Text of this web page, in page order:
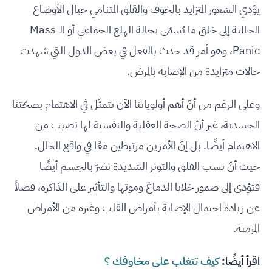
يؤدي الشعور المتزايد بالخوف والقلق المتنامي حيال الأوضاع
الحالية إلى خلق ما يُسمّى بحالة الهلع الجماعي أو الـ Mass
Panic، وهو أمر قد حدث بالفعل في بعض الدول التي شهدت
حالات متزايدة من الإصابة بالمرض.
وعلى الرغم من أنّ أهم أولوياتنا الآن تتمثّل في الاهتمام بصحّتنا
الجسدية، غير أنّ الصحة العقلية والنفسية لها نصيب من
الاهتمام أيضًا. بل إنّ الأمرين مرتبطين معًا في واقع الحال.
حيث أنّ نسب القلق والتوتر الشديدة تضرّ بالجسم أيضًا
فتؤدي إلى ضمور خلايا الدماغ وموتها والتأثير على الذاكرة، فضلاً
عن زيادة احتمال الإصابة بأمراض القلب وغيره من الأمراض
المزمنة.
اقرأ أيضًا:كيف تتغلب على مخاوفك ؟